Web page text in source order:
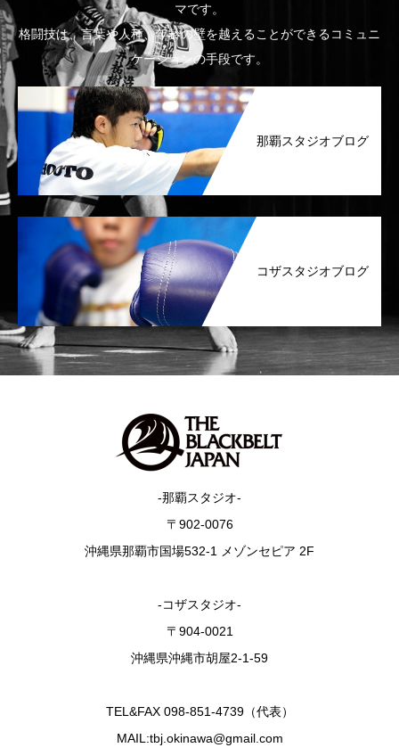
マです。
格闘技は、言葉や人種、年齢の壁を越えることができるコミュニ
ケーションの手段です。
那覇スタジオブログ
コザスタジオブログ
-那覇スタジオ-
〒902-0076
沖縄県那覇市国場532-1 メゾンセピア 2F
-コザスタジオ-
〒904-0021
沖縄県沖縄市胡屋2-1-59
TEL&FAX 098-851-4739（代表）
MAIL:tbj.okinawa@gmail.com